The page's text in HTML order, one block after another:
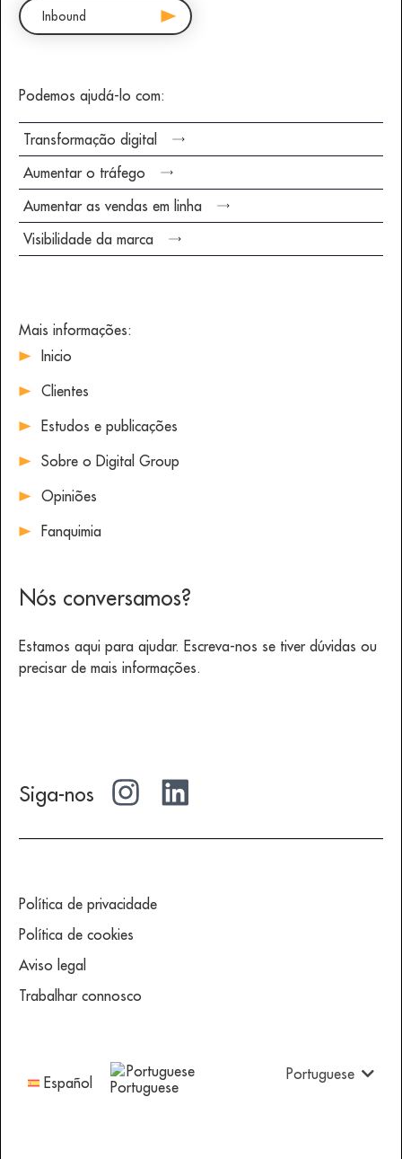
Inbound
Podemos ajudá-lo com:
Transformação digital
Aumentar o tráfego
Aumentar as vendas em linha
Visibilidade da marca
Nós conversamos?
Estamos aqui para ajudar. Escreva-nos se tiver dúvidas ou
precisar de mais informações.
Mais informações:
Inicio
Clientes
Estudos e publicações
Sobre o Digital Group
Opiniões
Fanquimia
Siga-nos
Política de privacidade
Política de cookies
Aviso legal
Trabalhar connosco
Español
Portuguese Portuguese